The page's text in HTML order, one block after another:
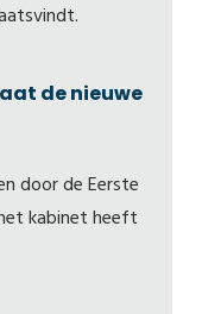
de nieuwe
door de Eerste
kabinet heeft